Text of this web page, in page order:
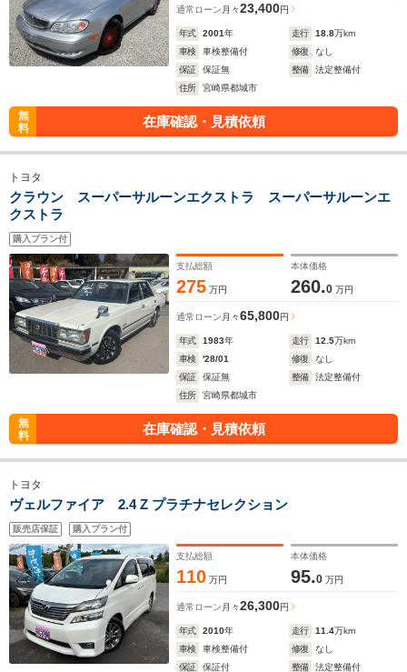
通常ローン 月々23,400円
年式 2001年 走行 18.8万km
車検
車検整備付 修復
なし
保証
保証無 整備
法定整備付
住所
宮崎県都城市
無
料
在庫確認・見積依頼
トヨタ
クラウン スーパーサルーンエクストラ スーパーサルーンエ
クストラ
購入プラン付
支払総額
275 万円
本体価格
260.0 万円
通常ローン 月々65,800円
年式 1983年 走行 12.5万km
車検
'28/01 修復
なし
保証
保証無 整備
法定整備付
住所
宮崎県都城市
無
料
在庫確認・見積依頼
トヨタ
ヴェルファイア 2.4 Z プラチナセレクション
販売店保証 購入プラン付
支払総額
110 万円
本体価格
95.0 万円
通常ローン 月々26,300円
年式 2010年 走行 11.4万km
車検
車検整備付 修復
なし
保証
保証付 整備
法定整備付